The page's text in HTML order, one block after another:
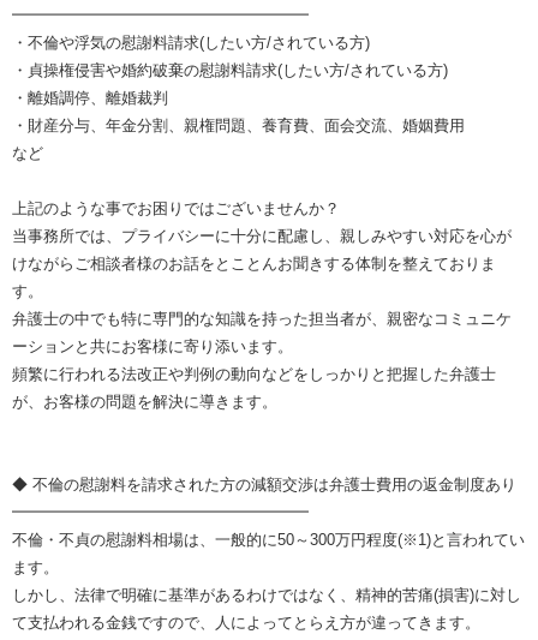
━━━━━━━━━━━━━━━━━━━
・不倫や浮気の慰謝料請求(したい方/されている方)
・貞操権侵害や婚約破棄の慰謝料請求(したい方/されている方)
・離婚調停、離婚裁判
・財産分与、年金分割、親権問題、養育費、面会交流、婚姻費用
など
上記のような事でお困りではございませんか？
当事務所では、プライバシーに十分に配慮し、親しみやすい対応を心が
けながらご相談者様のお話をとことんお聞きする体制を整えておりま
す。
弁護士の中でも特に専門的な知識を持った担当者が、親密なコミュニケ
ーションと共にお客様に寄り添います。
頻繁に行われる法改正や判例の動向などをしっかりと把握した弁護士
が、お客様の問題を解決に導きます。
◆ 不倫の慰謝料を請求された方の減額交渉は弁護士費用の返金制度あり
━━━━━━━━━━━━━━━━━━━
不倫・不貞の慰謝料相場は、一般的に50～300万円程度(※1)と言われてい
ます。
しかし、法律で明確に基準があるわけではなく、精神的苦痛(損害)に対し
て支払われる金銭ですので、人によってとらえ方が違ってきます。